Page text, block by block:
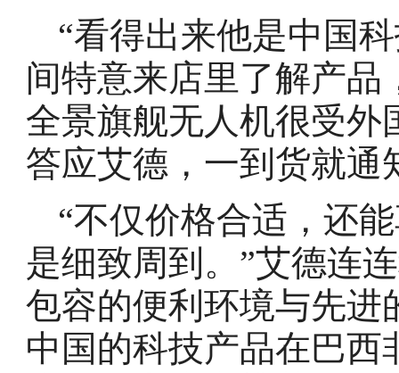
“看得出来他是中国
间特意来店里了解产
全景旗舰无人机很受外
答应艾德，一到货就通
“不仅价格合适，还
是细致周到。”艾德连
包容的便利环境与先进
中国的科技产品在巴